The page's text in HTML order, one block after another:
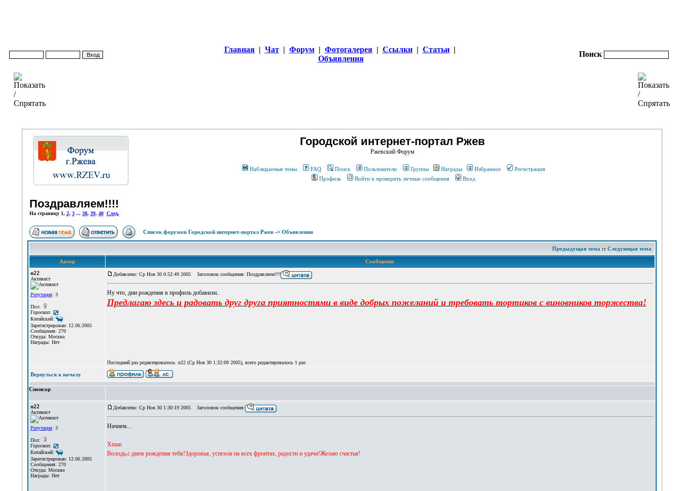
Главная | Чат | Форум | Фотогалерея | Ссылки | Статьи |
Объявления
Поиск
Городской интернет-портал Ржев
Ржевский Форум
Наблюдаемые темы FAQ Поиск Пользователи Группы Награды Избранное
Регистрация
Профиль
Войти и проверить личные сообщения Вход
Поздравляем!!!!
На страницу 1, 2, 3... 38, 39, 40 След.
Список форумов Городской интернет-портал Ржев-> Объявления
Предыдущая тема :: Следующая тема
Автор
Сообщение
n22
Активист
Репутация: 3
Пол:
Гороскоп:
Китайский:
Зарегистрирован: 12.06.2005
Сообщения: 270
Откуда: Москва
Награды: Нет
Добавлено: Ср Ноя 30 0:52:49 2005 Заголовок сообщения: Поздравляем!!!!
Ну что, дни рождения в профиль добавили..
Предлагаю здесь и радовать друг друга приятностями в виде добрых пожеланий и требовать тортиков с виновников торжества!
Последний раз редактировалось: n22 (Ср Ноя 30 1:32:09 2005), всего редактировалось 1 раз
Вернуться к началу
Спонсор
n22
Активист
Репутация: 3
Пол:
Гороскоп:
Китайский:
Зарегистрирован: 12.06.2005
Сообщения: 270
Откуда: Москва
Награды: Нет
Добавлено: Ср Ноя 30 1:30:19 2005 Заголовок сообщения:
Начнем...
Хman
Володь,с днем рождения тебя!Здоровья, успехов на всех фронтах, радости и удачи!Желаю cчастья!